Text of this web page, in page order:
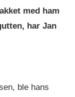
med ham
har Jan
ble hans